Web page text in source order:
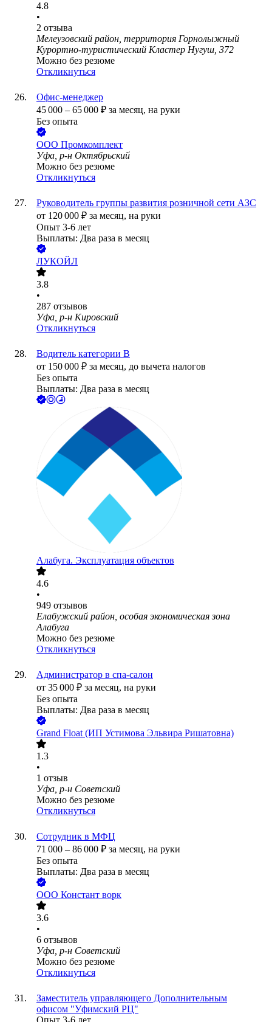
4.8
•
2 отзыва
Мелеузовский район, территория Горнолыжный
Курортно-туристический Кластер Нугуш, 372
Можно без резюме
Откликнуться
Офис-менеджер
45 000 – 65 000 ₽ за месяц, на руки
Без опыта
ООО Промкомплект
Уфа, р-н Октябрьский
Можно без резюме
Откликнуться
Руководитель группы развития розничной сети АЗС
от 120 000 ₽ за месяц, на руки
Опыт 3-6 лет
Выплаты: Два раза в месяц
ЛУКОЙЛ
3.8
•
287 отзывов
Уфа, р-н Кировский
Откликнуться
Водитель категории В
от 150 000 ₽ за месяц, до вычета налогов
Без опыта
Выплаты: Два раза в месяц
Алабуга. Эксплуатация объектов
4.6
•
949 отзывов
Елабужский район, особая экономическая зона
Алабуга
Можно без резюме
Откликнуться
Администратор в спа-салон
от 35 000 ₽ за месяц, на руки
Без опыта
Выплаты: Два раза в месяц
Grand Float (ИП Устимова Эльвира Ришатовна)
1.3
•
1 отзыв
Уфа, р-н Советский
Можно без резюме
Откликнуться
Сотрудник в МФЦ
71 000 – 86 000 ₽ за месяц, на руки
Без опыта
Выплаты: Два раза в месяц
ООО Констант ворк
3.6
•
6 отзывов
Уфа, р-н Советский
Можно без резюме
Откликнуться
Заместитель управляющего Дополнительным
офисом "Уфимский РЦ"